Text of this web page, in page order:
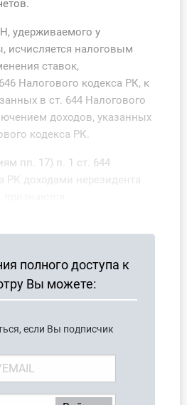
удерживаемого у
исчисляется налоговым
ставок,
Налогового кодекса РК, к
в ст. 644 Налогового
доходов, указанных
кодекса РК.
пп. 17) п. 1 ст. 644
РК доходами нерезидента
полного доступа к
Вы можете:
если Вы подписчик